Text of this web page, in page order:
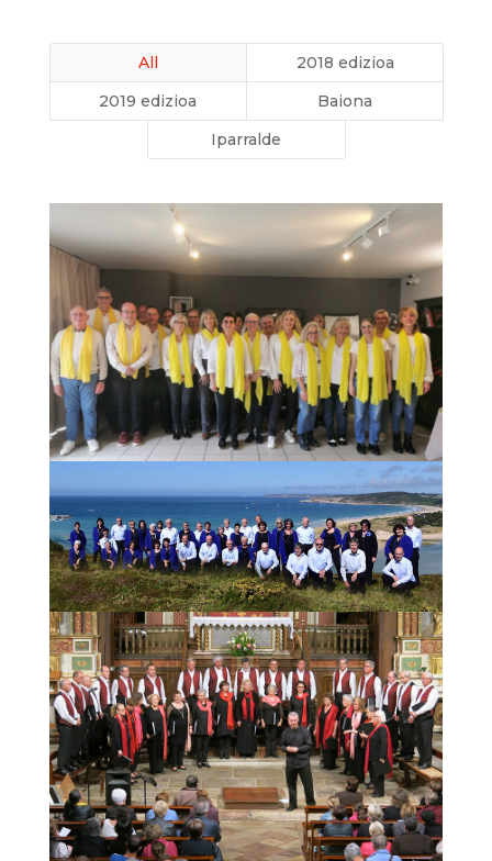
All
2018 edizioa
2019 edizioa
Baiona
Iparralde